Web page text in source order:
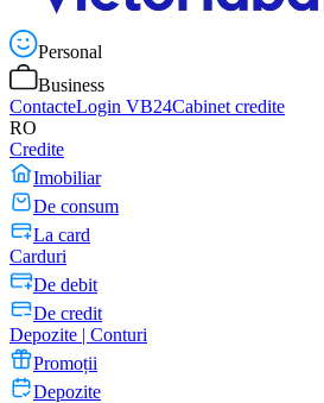
Personal
Business
ContacteLogin VB24Cabinet credite
RO
Credite
Imobiliar
De consum
La card
Carduri
De debit
De credit
Depozite | Conturi
Promoții
Depozite